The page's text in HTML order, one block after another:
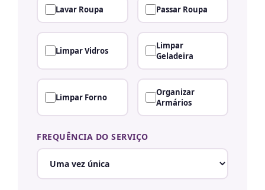
Lavar Roupa Passar Roupa
Limpar Vidros
Limpar
Geladeira
Limpar Forno
Organizar
Armários
FREQUÊNCIA DO SERVIÇO